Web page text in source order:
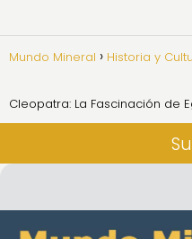
Mundo Mineral Historia y
Cleopatra: La Fascinación de